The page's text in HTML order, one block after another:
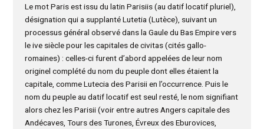
Le mot Paris est issu du latin Parisiis (au datif locatif pluriel),
désignation qui a supplanté Lutetia (Lutèce), suivant un
processus général observé dans la Gaule du Bas Empire vers
le ive siècle pour les capitales de civitas (cités gallo-
romaines) : celles-ci furent d’abord appelées de leur nom
originel complété du nom du peuple dont elles étaient la
capitale, comme Lutecia des Parisii en l’occurrence. Puis le
nom du peuple au datif locatif est seul resté, le nom signifiant
alors chez les Parisii (voir entre autres Angers capitale des
Andécaves, Tours des Turones, Évreux des Eburovices,